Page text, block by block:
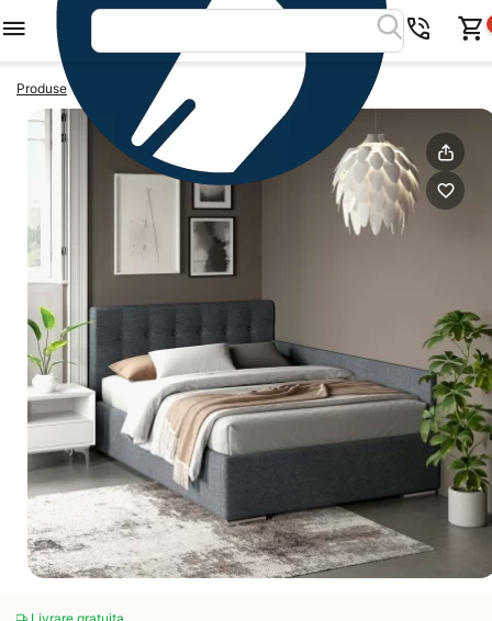
Produse > Pat tapitat de colt GEORGIA